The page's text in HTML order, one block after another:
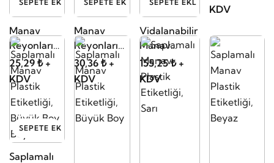
SEPETE EKLE
Manav
Reyonları
Mandallı
Fiyatlık
Dikdörtgen
Etiketlik
25,29 ₺ +
KDV
SEPETE EKLE
Manav
Reyonları
Mandallı
Fiyatlık
Elips
Etiketlik
30,36 ₺ +
KDV
SEPETE EKLE
Vidalanabilir
Manav
Poşetliği
155,25 ₺ +
KDV
Etiketliği,
Sarı
KDV
SEPETE EKLE
Saplamalı